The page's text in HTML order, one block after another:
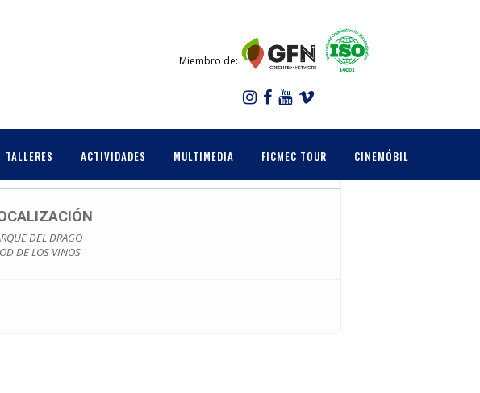
Miembro de:
TALLERES ACTIVIDADES MULTIMEDIA FICMEC TOUR CINEMÓBIL
DEL DRAGO
DE LOS VINOS